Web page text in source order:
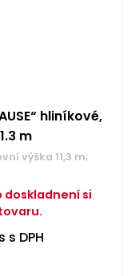
hliníkové,
m
výška 11,3 m;
doskladnení si
s DPH